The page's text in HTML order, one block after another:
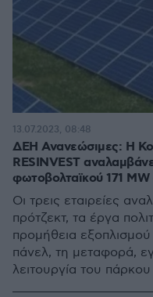
ΔΕΗ Ανανεώσιμες: Η
RESINVEST
φωτοβολταϊκού 171
Oι τρεις εταιρείες
πρότζεκτ, τα έργα
προμήθεια
πάνελ, τη μεταφορά,
λειτουργία του πάρκου
13.07.2023, 08:48